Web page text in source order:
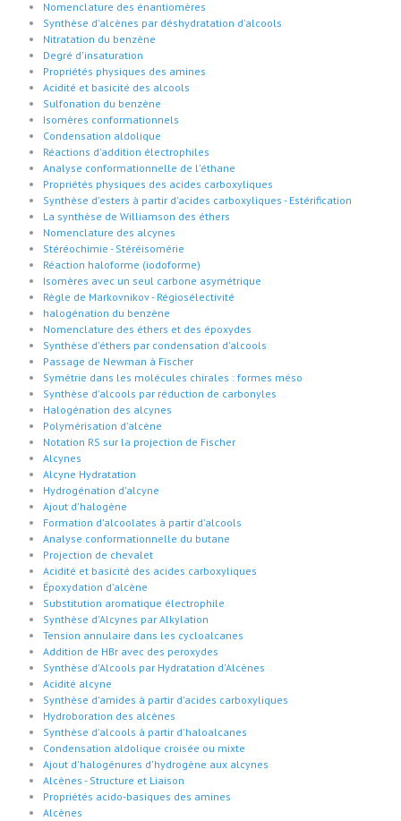
Nomenclature des énantiomères
Synthèse d'alcènes par déshydratation d'alcools
Nitratation du benzène
Degré d'insaturation
Propriétés physiques des amines
Acidité et basicité des alcools
Sulfonation du benzène
Isomères conformationnels
Condensation aldolique
Réactions d'addition électrophiles
Analyse conformationnelle de l'éthane
Propriétés physiques des acides carboxyliques
Synthèse d'esters à partir d'acides carboxyliques - Estérification
La synthèse de Williamson des éthers
Nomenclature des alcynes
Stéréochimie - Stéréisomérie
Réaction haloforme (iodoforme)
Isomères avec un seul carbone asymétrique
Règle de Markovnikov - Régiosélectivité
halogénation du benzène
Nomenclature des éthers et des époxydes
Synthèse d'éthers par condensation d'alcools
Passage de Newman à Fischer
Symétrie dans les molécules chirales : formes méso
Synthèse d'alcools par réduction de carbonyles
Halogénation des alcynes
Polymérisation d'alcène
Notation RS sur la projection de Fischer
Alcynes
Alcyne Hydratation
Hydrogénation d'alcyne
Ajout d'halogène
Formation d'alcoolates à partir d'alcools
Analyse conformationnelle du butane
Projection de chevalet
Acidité et basicité des acides carboxyliques
Époxydation d'alcène
Substitution aromatique électrophile
Synthèse d'Alcynes par Alkylation
Tension annulaire dans les cycloalcanes
Addition de HBr avec des peroxydes
Synthèse d'Alcools par Hydratation d'Alcènes
Acidité alcyne
Synthèse d'amides à partir d'acides carboxyliques
Hydroboration des alcènes
Synthèse d'alcools à partir d'haloalcanes
Condensation aldolique croisée ou mixte
Ajout d'halogénures d'hydrogène aux alcynes
Alcènes - Structure et Liaison
Propriétés acido-basiques des amines
Alcènes